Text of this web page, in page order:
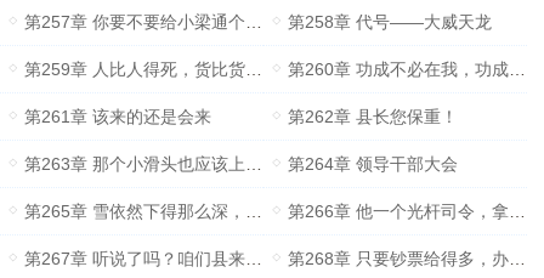
第257章 你要不要给小梁通个风报个信？ 第258章 代号——大威天龙
第259章 人比人得死，货比货得扔！ 第260章 功成不必在我，功成必定有我
第261章 该来的还是会来 第262章 县长您保重！
第263章 那个小滑头也应该上任了吧？ 第264章 领导干部大会
第265章 雪依然下得那么深，下得那么认真…… 第266章 他一个光杆司令，拿什么跟我们斗？
第267章 听说了吗？咱们县来了个新的副书记和新常务？ 第268章 只要钞票给得多，办法就比困难多！